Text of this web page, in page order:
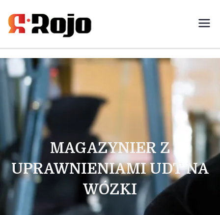
Rojo- agencja pracy świadczymy
rekrutacji między pracodawcą a
MAGAZYNIER Z
UPRAWNIENIAMI UDT NA
WÓZKI